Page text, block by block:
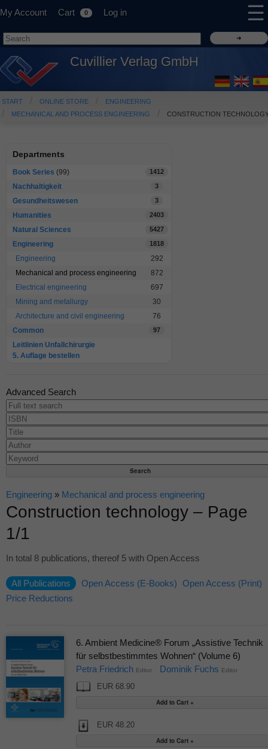
My Account Cart 0 Log in ☰
Cuvillier Verlag GmbH
START ONLINE STORE
ENGINEERING
MECHANICAL AND PROCESS ENGINEERING
CONSTRUCTION
Departments
Book Series (99) 1412
Nachhaltigkeit 3
Gesundheitswesen 3
Humanities 2403
Natural Sciences 5427
Engineering 1818
Engineering
292
Mechanical and process engineering
872
Electrical engineering
697
Mining and metallurgy
30
Architecture and civil engineering
76
Common
97
Leitlinien Unfallchirurgie
5. Auflage bestellen
Advanced Search
Engineering » Mechanical and process engineering
Construction technology – Page
1/1
In total 8 publications, thereof 5 with Open Access
All Publications Open Access (E-Books)
Open Access (Print)
Price Reductions
6. Ambient Medicine® Forum „Assistive Technik
für selbstbestimmtes Wohnen“ (Volume 6)
Petra Friedrich Editor Dominik Fuchs Editor
EUR 68.90
EUR 48.20